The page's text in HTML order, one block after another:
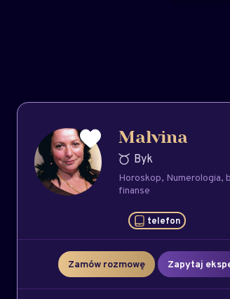
Malvina
Byk
Horoskop Numerologia
finanse
telefon
Zamów rozmowę Zapytaj